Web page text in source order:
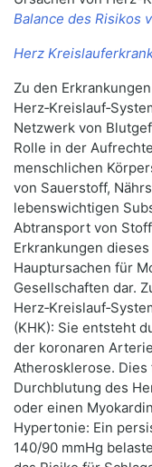
Balance des Risikos
Herz
Zu den
Netzwerk von
Rolle in der
menschlichen
von Sauerstoff,
lebenswichtigen
Abtransport von
Erkrankungen
Hauptursachen für
Gesellschaften dar.
(KHK): Sie entsteht
der koronaren
Atherosklerose.
Durchblutung des
oder einen
Hypertonie: Ein
140/90 mmHg